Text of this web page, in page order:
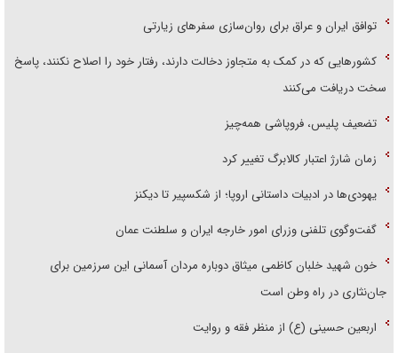
توافق ایران و عراق برای روان‌سازی سفر‌های زیارتی
کشور‌هایی که در کمک به متجاوز دخالت دارند، رفتار خود را اصلاح نکنند، پاسخ
سخت دریافت می‌کنند
تضعیف پلیس، فروپاشی همه‌چیز
زمان شارژ اعتبار کالابرگ تغییر کرد
یهودی‌ها در ادبیات داستانی اروپا؛ از شکسپیر تا دیکنز
گفت‌وگوی تلفنی وزرای امور خارجه ایران و سلطنت عمان
خون شهید خلبان کاظمی میثاق دوباره مردان آسمانی این سرزمین برای
جان‌نثاری در راه وطن است
اربعین حسینی (ع) از منظر فقه و روایت